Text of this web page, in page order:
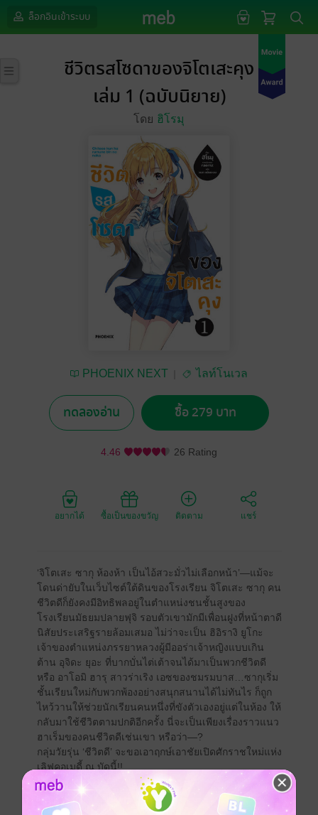
ล็อกอินเข้าระบบ
ชีวิตรสโซดาของจิโตเสะคุง
เล่ม 1 (ฉบับนิยาย)
โดย ฮิโรมุ
PHOENIX NEXT ไลท์โนเวล
ทดลองอ่าน ซื้อ 279 บาท
4.46 26 Rating
อยากได้ ซื้อเป็นของขวัญ ติดตาม แชร์
‘จิโตเสะ ซากุ ห้องห้า เป็นไอ้สวะมั่วไม่เลือกหน้า’—แม้จะ
โดนด่ายับในเว็บไซต์ใต้ดินของโรงเรียน จิโตเสะ ซากุ คน
ชีวิตดีก็ยังคงมีอิทธิพลอยู่ในตำแหน่งชนชั้นสูงของ
โรงเรียนมัธยมปลายฟุจิ รอบตัวเขามักมีเพื่อนฝูงที่หน้าตาดี
นิสัยประเสริฐรายล้อมเสมอ ไม่ว่าจะเป็น ฮิอิรางิ ยูโกะ
เจ้าของตำแหน่งภรรยาหลวงผู้มีออร่าเจ้าหญิงแบบเกิน
ต้าน อุจิดะ ยุอะ ที่บากบั่นไต่เต้าจนได้มาเป็นพวกชีวิตดี
หรือ อาโอมิ ฮารุ สาวร่าเริง เอซของชมรมบาส…ซากุเริ่ม
ชั้นเรียนใหม่กับพวกพ้องอย่างสนุกสนานได้ไม่ทันไร ก็ถูก
ไหว้วานให้ช่วยนักเรียนคนหนึ่งที่ขังตัวเองอยู่แต่ในห้อง ให้
กลับมาใช้ชีวิตตามปกติอีกครั้ง นี่จะเป็นเพียงเรื่องราวแนว
ฮาเร็มของคนชีวิตดีเช่นเขา หรือว่า—?
กลุ่มวัยรุ่น ‘ชีวิตดี’ จะขอเอาฤกษ์เอาชัยเปิดศักราชใหม่แห่ง
เลิฟคอเมดี้ ณ บัดนี้!!
สร้างเป็น Anime
ดัดแปลงเป็นอนิเมะ Chitose-kun wa Ramune Bin